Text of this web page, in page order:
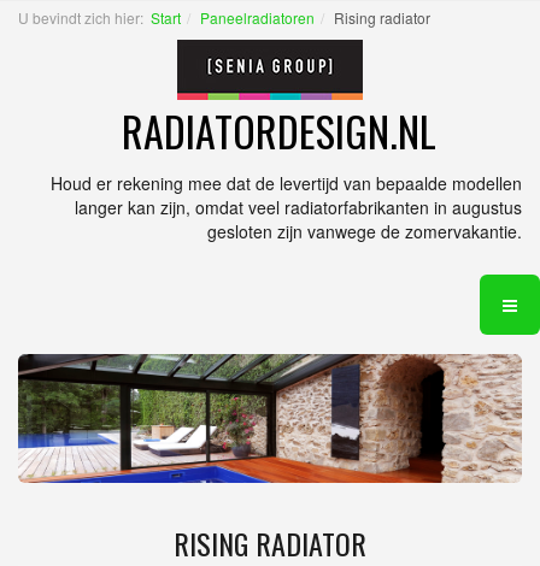
U bevindt zich hier: Start Paneelradiatoren Rising radiator
RADIATORDESIGN.NL
Houd er rekening mee dat de levertijd van bepaalde modellen
langer kan zijn, omdat veel radiatorfabrikanten in augustus
gesloten zijn vanwege de zomervakantie.
RISING RADIATOR